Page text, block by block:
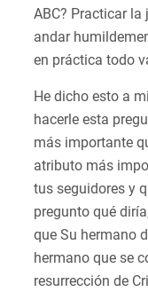
ABC? Practicar
andar
en práctica todo
He dicho esto a
hacerle esta
más importante
atributo más
tus seguidores y
pregunto qué
que Su hermano
hermano que se
resurrección de